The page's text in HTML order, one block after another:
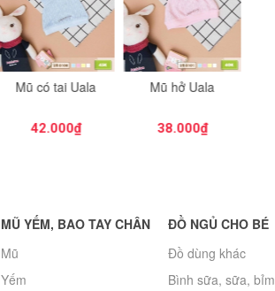
Mũ hở Uala
38.000₫
Set 3 mũ Kids Center
80.000₫
MŨ YẾM, BAO TAY CHÂN
Mũ
Yếm
ĐỒ NGỦ CHO BÉ
Đồ dùng khác
Bình sữa, sữa, bỉm